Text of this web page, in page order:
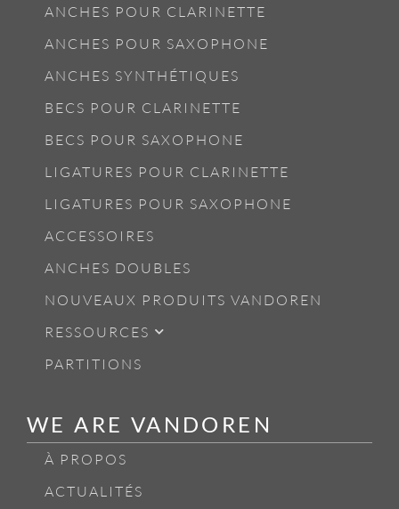
ANCHES POUR CLARINETTE
ANCHES POUR SAXOPHONE
ANCHES SYNTHÉTIQUES
BECS POUR CLARINETTE
BECS POUR SAXOPHONE
LIGATURES POUR CLARINETTE
LIGATURES POUR SAXOPHONE
ACCESSOIRES
ANCHES DOUBLES
NOUVEAUX PRODUITS VANDOREN
RESSOURCES
PARTITIONS
WE ARE VANDOREN
À PROPOS
ACTUALITÉS